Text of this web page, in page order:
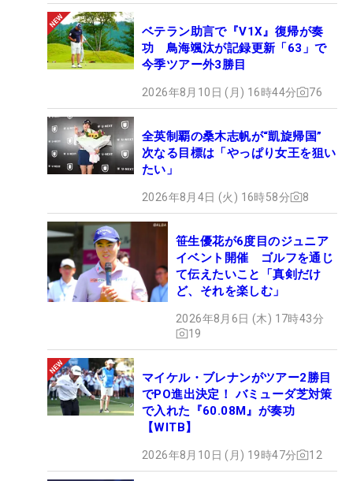
ベテラン助言で『V1X』復帰が奏
功 鳥海颯汰が記録更新「63」で
今季ツアー外3勝目
2026年8月10日 (月) 16時44分 76
全英制覇の桑木志帆が“凱旋帰国”
次なる目標は「やっぱり女王を狙い
たい」
2026年8月4日 (火) 16時58分 8
笹生優花が6度目のジュニア
イベント開催 ゴルフを通じ
て伝えたいこと「真剣だけ
ど、それを楽しむ」
2026年8月6日 (木) 17時43分
19
マイケル・ブレナンがツアー2勝目
でPO進出決定！ バミューダ芝対策
で入れた『60.08M』が奏功
【WITB】
2026年8月10日 (月) 19時47分 12